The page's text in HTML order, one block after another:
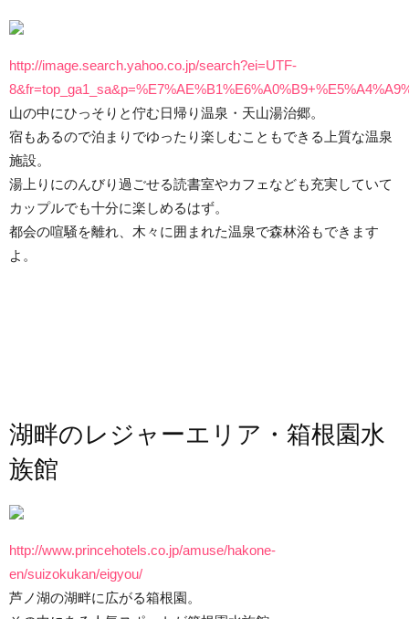
http://image.search.yahoo.co.jp/search?ei=UTF-
山の中にひっそりと佇む日帰り温泉・天山湯治郷。
宿もあるので泊まりでゆったり楽しむこともできる上質な温泉
施設。
湯上りにのんびり過ごせる読書室やカフェなども充実していて
カップルでも十分に楽しめるはず。
都会の喧騒を離れ、木々に囲まれた温泉で森林浴もできます
よ。
湖畔のレジャーエリア・箱根園水
族館
http://www.princehotels.co.jp/amuse/hakone-
en/suizokukan/eigyou/
芦ノ湖の湖畔に広がる箱根園。